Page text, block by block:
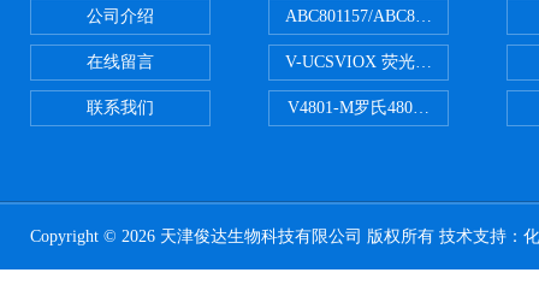
公司介绍
在线留言
联系我们
ABC801157/ABC801506ABC常规
V-UCSVIOX 荧光定量封板膜
V4801-M罗氏480适配96孔板 PCR
Copyright © 2026 天津俊达生物科技有限公司 版权所有 技术支持：